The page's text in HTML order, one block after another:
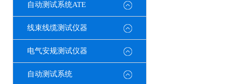
自动测试系统ATE
线束线缆测试仪器
电气安规测试仪器
自动测试系统